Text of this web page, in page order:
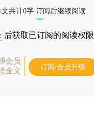
文共计0字 订阅后继续阅读
后获取已订阅的阅读权限
会员
全文
订阅/会员升级